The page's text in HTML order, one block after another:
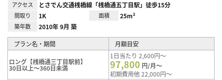
アクセス とさでん交通桟橋線「桟橋通五丁目駅」徒歩15分
間取り 1K 面積 25m²
築年数 2010年 9月 築
プラン名・期間 月額目安
ロング【桟橋通三丁目駅前】
30日以上～360日未満
1日当たり 2,600円～
97,800 円/月～
初期費用他 22,000円～